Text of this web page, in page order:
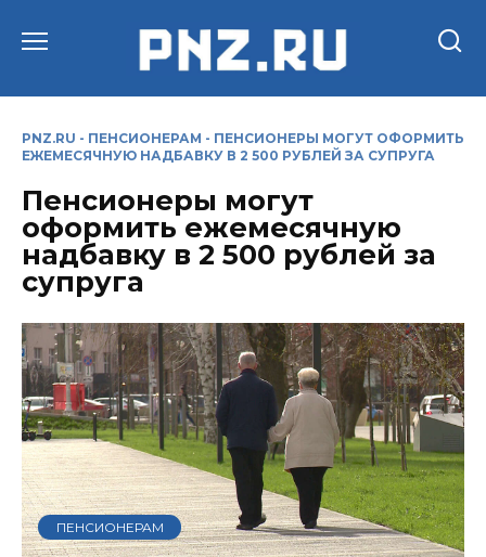
PNZ.RU - ПЕНСИОНЕРАМ - ПЕНСИОНЕРЫ МОГУТ ОФОРМИТЬ
ЕЖЕМЕСЯЧНУЮ НАДБАВКУ В 2 500 РУБЛЕЙ ЗА СУПРУГА
Пенсионеры могут
оформить ежемесячную
надбавку в 2 500 рублей за
супруга
ПЕНСИОНЕРАМ